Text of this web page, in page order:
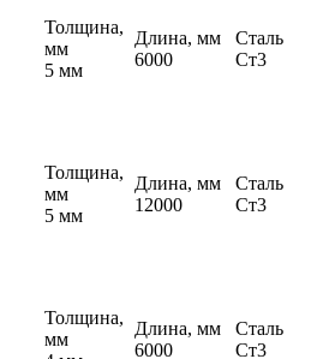
Толщина,
мм
5 мм
Длина, мм
6000
Сталь
Ст3
Толщина,
мм
5 мм
Длина, мм
12000
Сталь
Ст3
Толщина,
мм
Длина, мм
6000
Сталь
Ст3